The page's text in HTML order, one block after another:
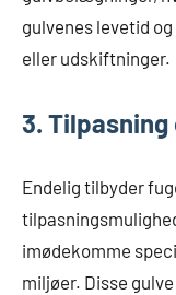
gulvenes levetid
eller udskiftninger.
3.
Endelig tilbyder
imødekomme
miljøer. Disse